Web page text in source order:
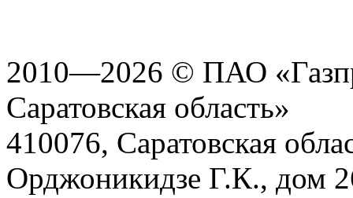
2010—2026 © ПАО
Саратовская область»
410076, Саратовская
Орджоникидзе Г.К., дом